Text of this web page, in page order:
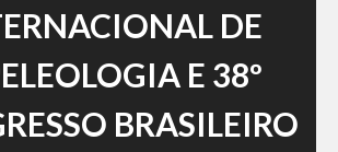
DE
E 38º
BRASILEIRO